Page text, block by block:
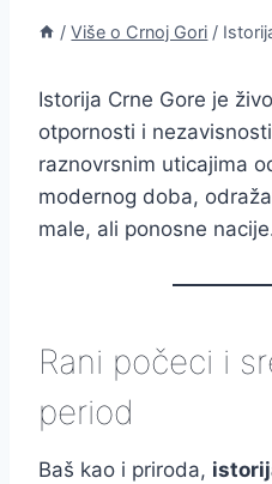
/ Više o Crnoj Gori /
Istorija Crne Gore je
otpornosti i
raznovrsnim uticajima
modernog doba,
male, ali ponosne
Rani počeci i
period
Baš kao i priroda,